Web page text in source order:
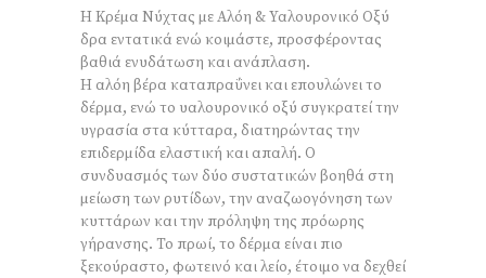
Η Κρέμα Νύχτας με Αλόη & Υαλουρονικό Οξύ
δρα εντατικά ενώ κοιμάστε, προσφέροντας
βαθιά ενυδάτωση και ανάπλαση.
Η αλόη βέρα καταπραΰνει και επουλώνει το
δέρμα, ενώ το υαλουρονικό οξύ συγκρατεί την
υγρασία στα κύτταρα, διατηρώντας την
επιδερμίδα ελαστική και απαλή. Ο
συνδυασμός των δύο συστατικών βοηθά στη
μείωση των ρυτίδων, την αναζωογόνηση των
κυττάρων και την πρόληψη της πρόωρης
γήρανσης. Το πρωί, το δέρμα είναι πιο
ξεκούραστο, φωτεινό και λείο, έτοιμο να δεχθεί